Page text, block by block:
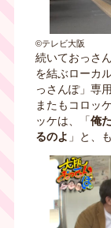
©テレビ大阪
続いておっさ
を結ぶローカ
っさんぽ」専
またもコロッ
ッケは、「俺
るのよ 」と、